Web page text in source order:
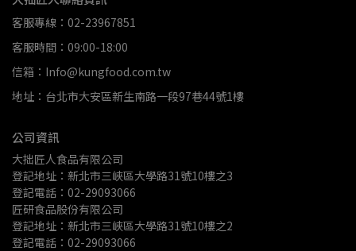
客服專線：02-23967851
客服時間：09:00-18:00
信箱：Info@kungfood.com.tw
地址：台北市大安區新生南路一段97巷44號1樓
公司資訊
大拙匠人食品有限公司
登記地址：新北市三峽區大學路31號10樓之3
登記電話：02-29093066
匠研食品股份有限公司
登記地址：新北市三峽區大學路31號10樓之2
登記電話：02-29093066